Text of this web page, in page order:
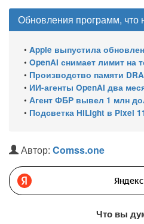
Обновления программ, что
• Apple выпустила обновления macOS Tahoe 26.6.1, Sequoia 15.7.9 и
• OpenAI снимает лимит на
• Производство памяти DRAM и HBM на 2027 год уже
• ИИ-агенты OpenAI два месяца
• Агент ФБР вывел 1 млн долларов с кошельков своего же
• Подсветка HiLight в Pixel 11
Автор: Comss.one